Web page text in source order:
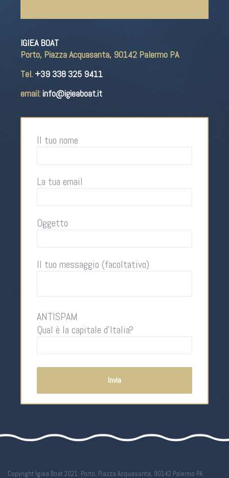
IGIEA BOAT
Porto, Piazza Acquasanta, 90142 Palermo PA
Tel. +39 338 325 9411
email:info@igieaboat.it
Il tuo nome
La tua email
Oggetto
Il tuo messaggio (facoltativo)
ANTISPAM
Qual è la capitale d'Italia?
Copyright Igiea Boat 2021. Porto, Piazza Acquasanta, 90142 Palermo PA.